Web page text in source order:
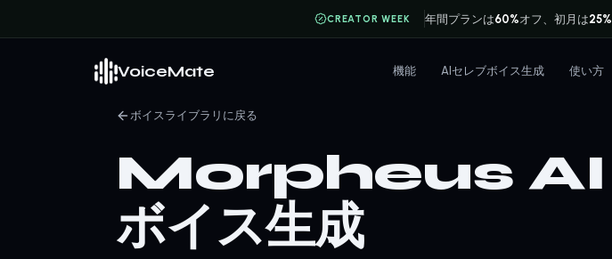
CREATOR WEEK 年間プランは60%オフ、初月は25%
VoiceMate 機能 AIセレブボイス生成 使い方
ボイスライブラリに戻る
Morpheus AI
ボイス生成